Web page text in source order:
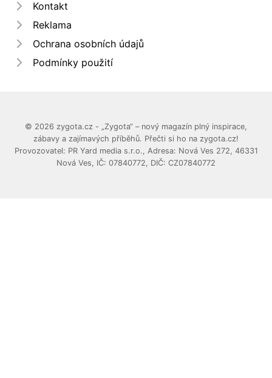
Kontakt
Reklama
Ochrana osobních údajů
Podmínky použití
© 2026 zygota.cz - „Zygota“ – nový magazín plný inspirace,
zábavy a zajímavých příběhů. Přečti si ho na zygota.cz!
Provozovatel: PR Yard media s.r.o., Adresa: Nová Ves 272, 46331
Nová Ves, IČ: 07840772, DIČ: CZ07840772